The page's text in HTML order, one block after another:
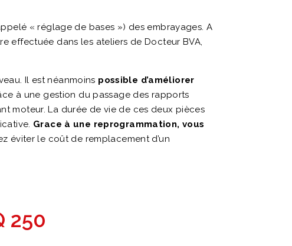
« réglage de bases ») des embrayages. A
effectuée dans les ateliers de Docteur BVA,
Il est néanmoins possible d’améliorer
à une gestion du passage des rapports
moteur. La durée de vie de ces deux pièces
Grace à une reprogrammation, vous
éviter le coût de remplacement d’un
250